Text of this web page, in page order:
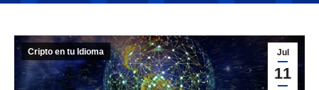
Jul
11
Cripto en tu Idioma